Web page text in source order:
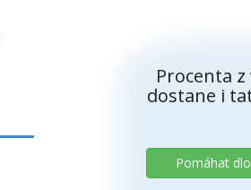
Procenta
dostane i
Pomáhat